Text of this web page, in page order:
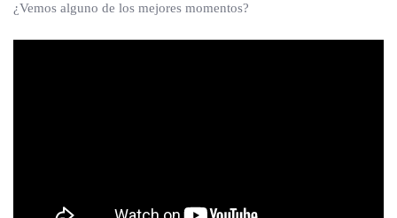
¿Vemos alguno de los mejores momentos?